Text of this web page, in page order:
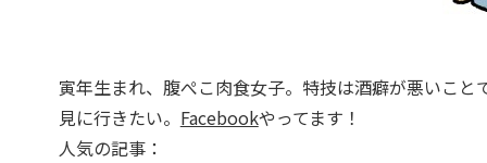
寅年生まれ、腹ぺこ肉食女子。特技は酒癖が悪いこ
見に行きたい。 Facebookやってます！
人気の記事：